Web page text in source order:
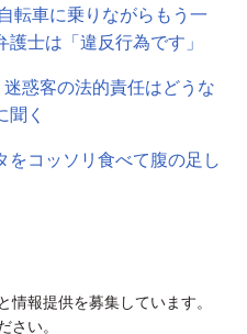
転車に乗りながらもう一
士は「違反行為です」
惑客の法的責任はどうな
く
をコッソリ食べて腹の足し
報提供を募集しています。
い。